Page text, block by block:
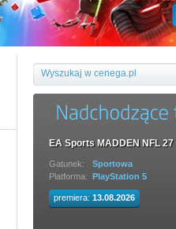
EA Sports MADDEN NFL 27
Gatunek:
Sportowa
Platforma: PlayStation 5
premiera: 13.08.2026